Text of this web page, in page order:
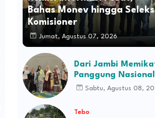
Bahas Monev hingga
Komisioner
Jumat, Agustus 07, 2026
Dari Jambi
Panggung
Cerita Sanggar
Sabtu, Agustus 08,
Tebo